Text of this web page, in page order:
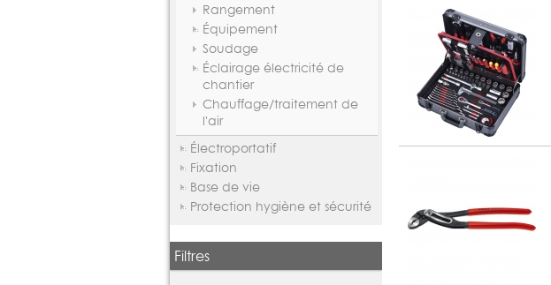
Rangement
Équipement
Soudage
Éclairage électricité de
chantier
Chauffage/traitement de
l'air
Électroportatif
Fixation
Base de vie
Protection hygiène et sécurité
Filtres